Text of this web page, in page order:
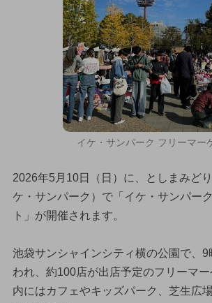
イケ・サンパーク フリーマー
2026年5月10日（日）に、としまみど
ケ・サンパーク）で「イケ・サンパー
ト」が開催されます。
池袋サンシャインシティ横の公園で、
われ、約100店が出店予定のフリーマ
内にはカフェやキッズパーク、芝生広